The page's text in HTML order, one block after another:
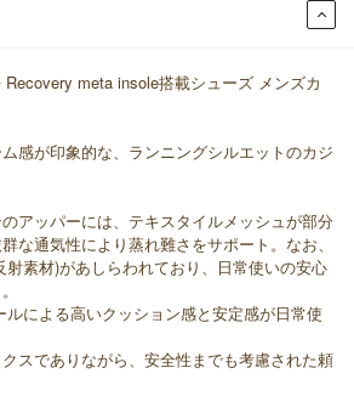
meta insole搭載シューズ メンズカ
感が印象的な、ランニングシルエットのカジ
アッパーには、テキスタイルメッシュが部分
な通気性により蒸れ難さをサポート。なお、
素材)があしらわれており、日常使いの安心
ルによる高いクッション感と安定感が日常使
スでありながら、安全性までも考慮された頼